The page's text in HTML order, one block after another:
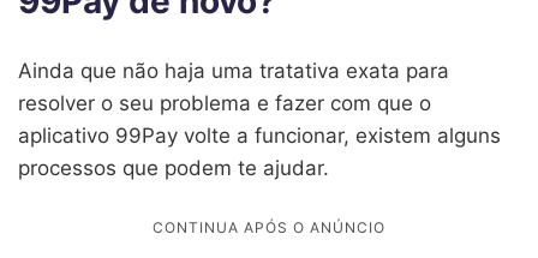
Ainda que não haja uma tratativa exata para
resolver o seu problema e fazer com que o
aplicativo 99Pay volte a funcionar, existem alguns
processos que podem te ajudar.